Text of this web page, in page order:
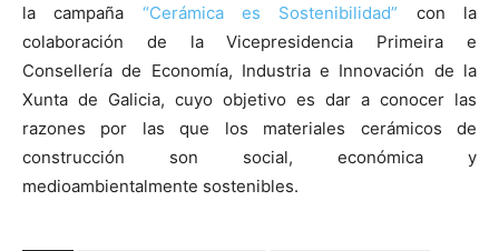
la campaña “Cerámica es Sostenibilidad” con la
colaboración de la Vicepresidencia Primeira e
Consellería de Economía, Industria e Innovación de la
Xunta de Galicia, cuyo objetivo es dar a conocer las
razones por las que los materiales cerámicos de
construcción son social, económica y
medioambientalmente sostenibles.